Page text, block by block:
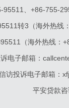
、+86-755-
转3（海外热线
（海外热线：
电子邮箱：
访投诉电子邮箱：
平安贷款